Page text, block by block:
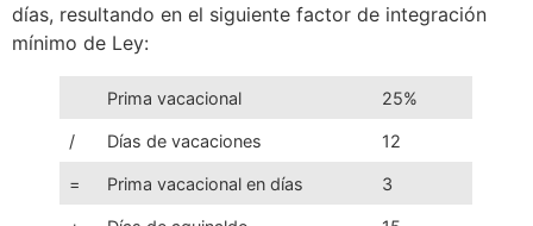
días, resultando en el siguiente factor de integración
mínimo de Ley:
Prima vacacional 25%
/ Días de vacaciones 12
= Prima vacacional en días 3